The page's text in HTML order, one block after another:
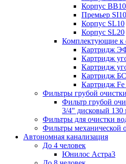
Корпус
Премьер
Корпус SL10
Корпус SL20
Комплектующие к
Картридж
Картридж
Картридж
Картридж
Картридж
Фильтры грубой
Фильтр грубой
3/4" дисковый 130
Фильтры для очистки
Фильтры механической
Автономная канализация
До 4 человек
Юнилос Астра3